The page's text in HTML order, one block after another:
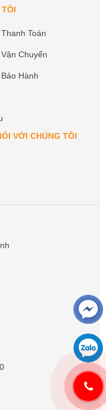
TÔI
Toán
Chuyển
Hành
VỚI CHÚNG TÔI